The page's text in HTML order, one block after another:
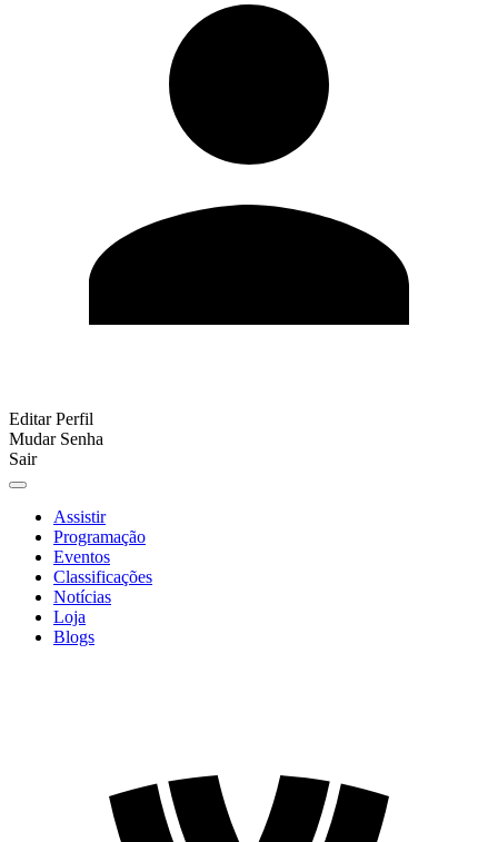
Editar Perfil
Mudar Senha
Sair
Assistir
Programação
Eventos
Classificações
Notícias
Loja
Blogs